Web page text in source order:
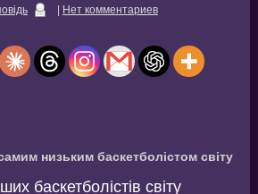
Нет комментариев
низьким баскетболістом світу
баскетболістів світу